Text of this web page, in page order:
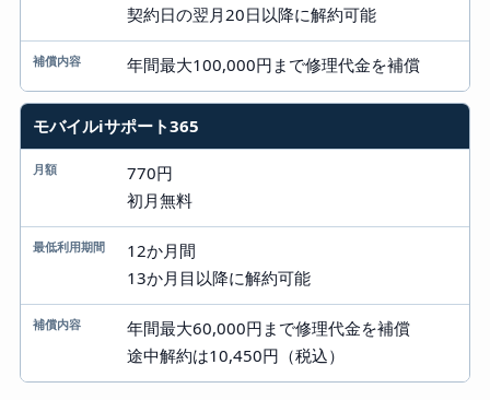
契約日の翌月20日以降に解約可能
年間最大100,000円まで修理代金を補償
モバイルiサポート365
770円
初月無料
12か月間
13か月目以降に解約可能
年間最大60,000円まで修理代金を補償
途中解約は10,450円（税込）